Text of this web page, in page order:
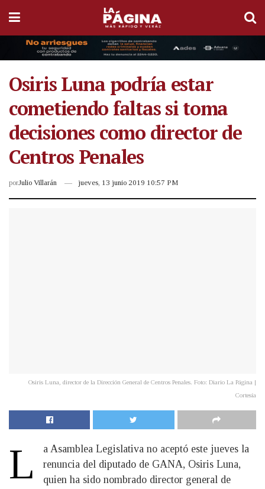
Osiris Luna podría estar
cometiendo faltas si toma
decisiones como director de
Centros Penales
porJulio Villarán jueves, 13 junio 2019 10:57 PM
Osiris Luna, director de la Dirección General de Centros Penales. Foto: Diario La Página |
Cortesía
L
a Asamblea Legislativa no aceptó este jueves la
renuncia del diputado de GANA, Osiris Luna,
quien ha sido nombrado director general de